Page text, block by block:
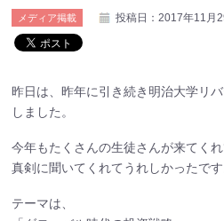
メディア掲載 投稿日：2017年11月
昨日は、昨年に引き続き明治大学リ
しました。
今年もたくさんの生徒さんが来てくれ
真剣に聞いてくれてうれしかったです
テーマは、